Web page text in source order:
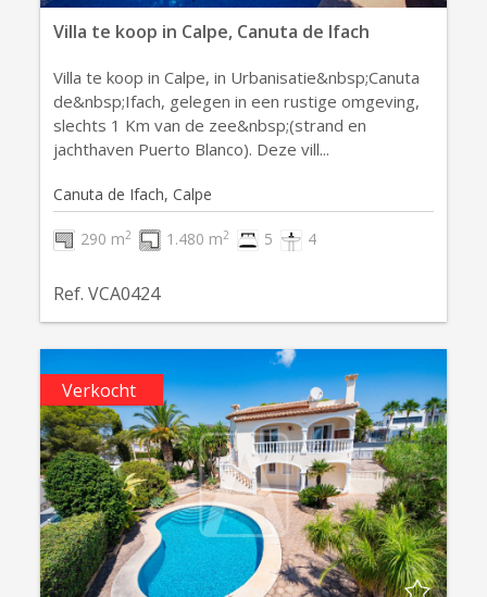
Villa te koop in Calpe, Canuta de Ifach
Villa te koop in Calpe, in Urbanisatie&nbsp;Canuta
de&nbsp;Ifach, gelegen in een rustige omgeving,
slechts 1 Km van de zee&nbsp;(strand en
jachthaven Puerto Blanco). Deze vill...
Canuta de Ifach, Calpe
290 m2 1.480 m2 5 4
Ref. VCA0424
Verkocht